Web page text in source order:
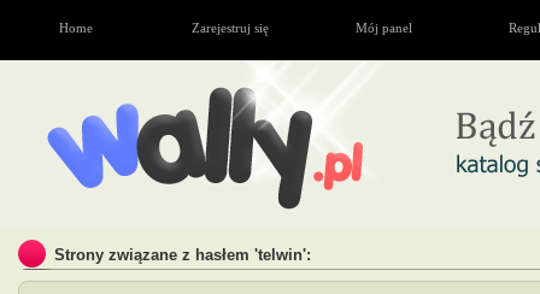
Home Zarejestruj się Mój panel
Strony związane z hasłem 'telwin':